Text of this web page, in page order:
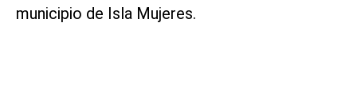
municipio de Isla Mujeres.